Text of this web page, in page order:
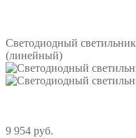
Светодиодный
(линейный)
9 954 руб.